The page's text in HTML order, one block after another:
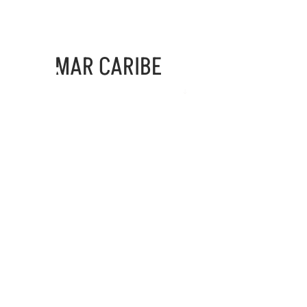
MAR CARIBE